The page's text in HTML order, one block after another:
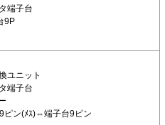
端子台
9P
ユニット
端子台
ピン(ﾒｽ)⇔端子台9ピン